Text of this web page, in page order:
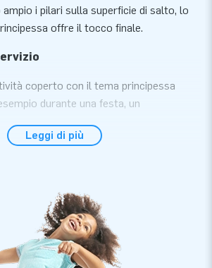
i pilari sulla superficie di salto, lo
offre il tocco finale.
coperto con il tema principessa
durante una festa, un
è facile da trasportare. Il saltarello viene
in più punti, dotati di cuciture
Leggi di più